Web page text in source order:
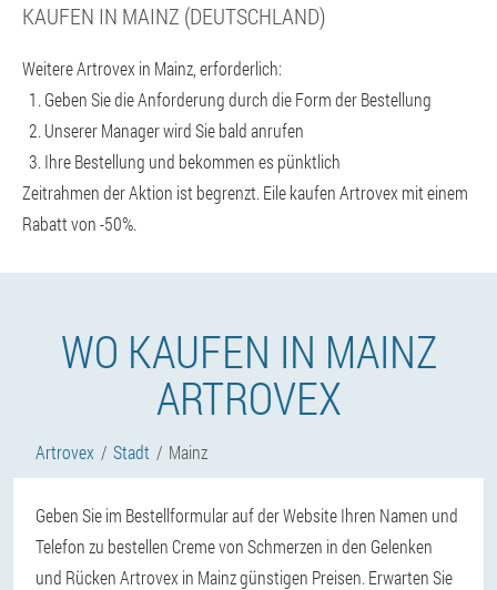
KAUFEN IN MAINZ (DEUTSCHLAND)
Weitere Artrovex in Mainz, erforderlich:
Geben Sie die Anforderung durch die Form der Bestellung
Unserer Manager wird Sie bald anrufen
Ihre Bestellung und bekommen es pünktlich
Zeitrahmen der Aktion ist begrenzt. Eile kaufen Artrovex mit einem
Rabatt von -50%.
WO KAUFEN IN MAINZ
ARTROVEX
Artrovex Stadt Mainz
Geben Sie im Bestellformular auf der Website Ihren Namen und
Telefon zu bestellen Creme von Schmerzen in den Gelenken
und Rücken Artrovex in Mainz günstigen Preisen. Erwarten Sie